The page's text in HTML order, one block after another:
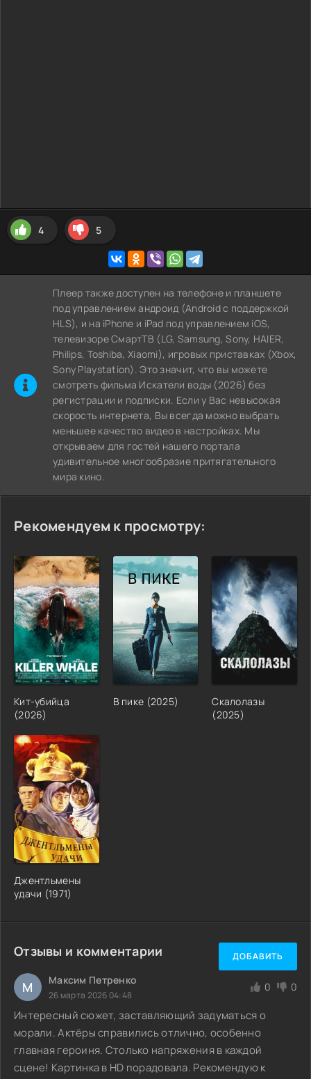
4 5
Плеер также доступен на телефоне и планшете
под управлением андроид (Android с поддержкой
HLS), и на iPhone и iPad под управлением iOS,
телевизоре СмартТВ (LG, Samsung, Sony, HAIER,
Philips, Toshiba, Xiaomi), игровых приставках (Xbox,
Sony Playstation). Это значит, что вы можете
cмотреть фильма Искатели воды (2026) без
регистрации и подписки. Если у Вас невысокая
скорость интернета, Вы всегда можно выбрать
меньшее качество видео в настройках. Мы
открываем для гостей нашего портала
удивительное многообразие притягательного
мира кино.
Рекомендуем к просмотру:
Кит-убийца
(2026)
В пике (2025)
Скалолазы
(2025)
Джентльмены
удачи (1971)
Отзывы и комментарии ДОБАВИТЬ
М Максим Петренко
26 марта 2026 04:48
0 0
Интересный сюжет, заставляющий задуматься о
морали. Актёры справились отлично, особенно
главная героиня. Столько напряжения в каждой
сцене! Картинка в HD порадовала. Рекомендую к